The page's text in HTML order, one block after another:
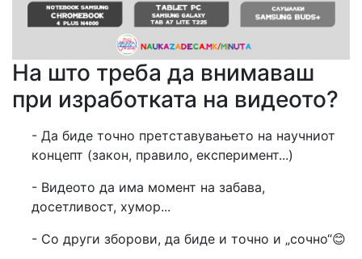
На што треба да внимаваш
при изработката на видеото?
- Да биде точно претставувањето на научниот
концепт (закон, правило, експеримент...)
- Видеото да има момент на забава,
досетливост, хумор...
- Со други зборови, да биде и точно и „сочно“😊